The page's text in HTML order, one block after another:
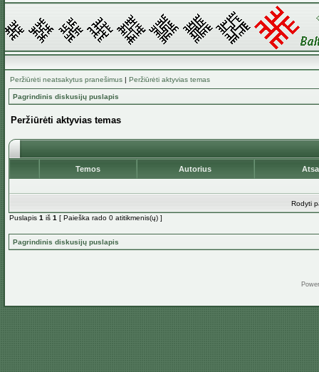
Peržiūrėti neatsakytus pranešimus | Peržiūrėti aktyvias temas
Pagrindinis diskusijų puslapis
Peržiūrėti aktyvias temas
Temos Autorius
Rodyti
Puslapis 1 iš 1 [ Paieška rado 0 atitikmenis(ų) ]
Pagrindinis diskusijų puslapis